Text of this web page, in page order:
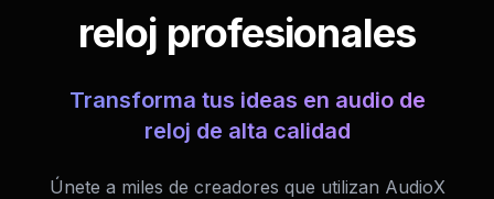
reloj profesionales
Transforma tus ideas en audio de
reloj de alta calidad
Únete a miles de creadores que utilizan AudioX